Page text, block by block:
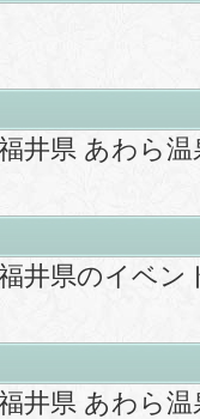
井県 あわら
井県のイベン
井県 あわら温